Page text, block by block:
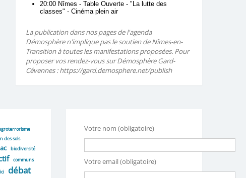
La publication dans nos pages de l'agenda
Démosphère n'implique pas le soutien de Nîmes-en-
Transition à toutes les manifestations proposées. Pour
proposer vos rendez-vous sur Démosphère Gard-
Cévennes : https://gard.demosphere.net/publish
des sols
biodiversité
communs
débat
Votre nom (obligatoire)
Votre email (obligatoire)